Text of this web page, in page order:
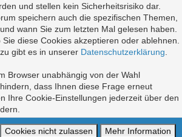
und stellen kein Sicherheitsrisiko dar.
speichern auch die spezifischen Themen,
wann Sie zum letzten Mal gelesen haben.
diese Cookies akzeptieren oder ablehnen.
gibt es in unserer Datenschutzerklärung
Browser unabhängig von der Wahl
dass Ihnen diese Frage erneut
Ihre Cookie-Einstellungen jederzeit über den